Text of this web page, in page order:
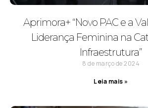
Aprimora+ “Novo PAC e a
Liderança Feminina na
Infraestrutura”
8 de março de 2024
Leia mais »